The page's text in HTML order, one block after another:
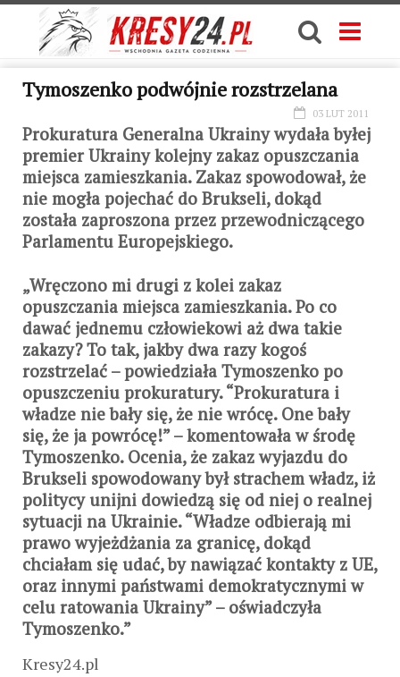
Tymoszenko podwójnie rozstrzelana
03 LUT 2011
Prokuratura Generalna Ukrainy wydała byłej
premier Ukrainy kolejny zakaz opuszczania
miejsca zamieszkania. Zakaz spowodował, że
nie mogła pojechać do Brukseli, dokąd
została zaproszona przez przewodniczącego
Parlamentu Europejskiego.
„Wręczono mi drugi z kolei zakaz
opuszczania miejsca zamieszkania. Po co
dawać jednemu człowiekowi aż dwa takie
zakazy? To tak, jakby dwa razy kogoś
rozstrzelać – powiedziała Tymoszenko po
opuszczeniu prokuratury. “Prokuratura i
władze nie bały się, że nie wrócę. One bały
się, że ja powrócę!” – komentowała w środę
Tymoszenko. Ocenia, że zakaz wyjazdu do
Brukseli spowodowany był strachem władz, iż
politycy unijni dowiedzą się od niej o realnej
sytuacji na Ukrainie. “Władze odbierają mi
prawo wyjeżdżania za granicę, dokąd
chciałam się udać, by nawiązać kontakty z UE,
oraz innymi państwami demokratycznymi w
celu ratowania Ukrainy” – oświadczyła
Tymoszenko.”
Kresy24.pl